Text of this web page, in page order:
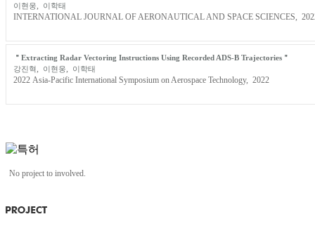
이현웅
이학태
INTERNATIONAL JOURNAL OF AERONAUTICAL AND SPACE SCIENCES,
＂Extracting Radar Vectoring Instructions Using Recorded ADS-B Trajectories＂
강진혁
이현웅 이학태
2022 Asia-Pacific International Symposium on Aerospace Technology, 2022
No project to involved.